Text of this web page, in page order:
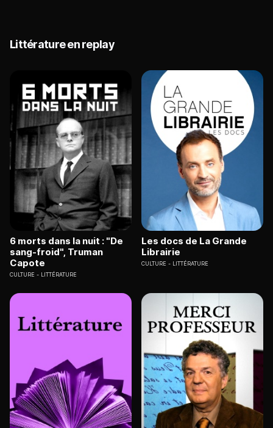
Littérature en replay
6 morts dans la nuit : "De
sang-froid", Truman
Capote
CULTURE LITTÉRATURE
Les docs de La Grande
Librairie
CULTURE LITTÉRATURE